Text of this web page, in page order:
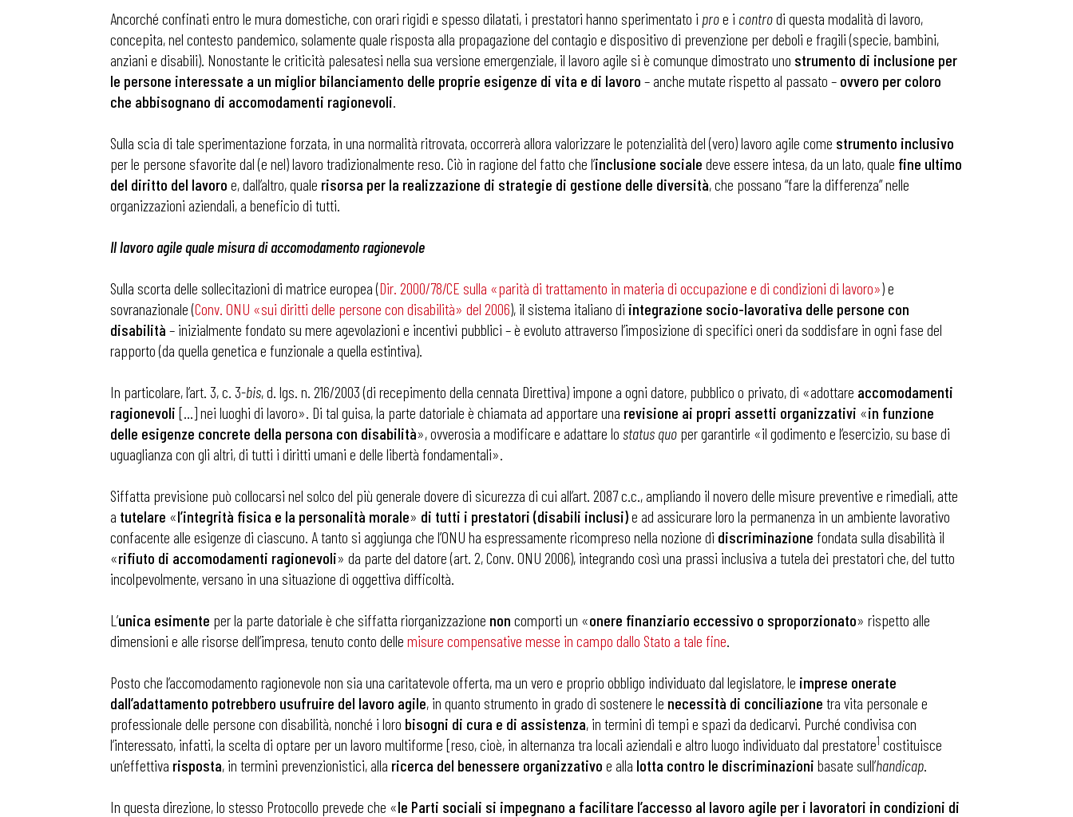
Bollettini ADAPT
Articoli
Osservatori
Chi Siamo
Ancorché confinati entro le mura domestiche, con orari rigidi e spesso dilatati, i prestatori hanno sperimentato i proe i controdi questa modalità di lavoro,
concepita, nel contesto pandemico, solamente quale risposta alla propagazione del contagio e dispositivo di prevenzione per deboli e fragili (specie, bambini,
anziani e disabili). Nonostante le criticità palesatesi nella sua versione emergenziale, il lavoro agile si è comunque dimostrato uno strumento di inclusione per
le persone interessate a un miglior bilanciamento delle proprie esigenze di vita e di lavoro – anche mutate rispetto al passato – ovvero per coloro
che abbisognano di accomodamenti ragionevoli.
Sulla scia di tale sperimentazione forzata, in una normalità ritrovata, occorrerà allora valorizzare le potenzialità del (vero) lavoro agile come strumento inclusivo
per le persone sfavorite dal (e nel) lavoro tradizionalmente reso. Ciò in ragione del fatto che l’inclusione sociale deve essere intesa, da un lato, quale fine ultimo
del diritto del lavoro e, dall’altro, quale risorsa per la realizzazione di strategie di gestione delle diversità, che possano “fare la differenza” nelle
organizzazioni aziendali, a beneficio di tutti.
Il lavoro agile quale misura di accomodamento ragionevole
Sulla scorta delle sollecitazioni di matrice europea (Dir. 2000/78/CE sulla «parità di trattamento in materia di occupazione e di condizioni di lavoro») e
sovranazionale (Conv. ONU «sui diritti delle persone con disabilità» del 2006), il sistema italiano di integrazione socio-lavorativa delle persone con
disabilità – inizialmente fondato su mere agevolazioni e incentivi pubblici – è evoluto attraverso l’imposizione di specifici oneri da soddisfare in ogni fase del
rapporto (da quella genetica e funzionale a quella estintiva).
In particolare, l’art. 3, c. 3-bis, d. lgs. n. 216/2003 (di recepimento della cennata Direttiva) impone a ogni datore, pubblico o privato, di «adottare accomodamenti
ragionevoli […] nei luoghi di lavoro». Di tal guisa, la parte datoriale è chiamata ad apportare una revisione ai propri assetti organizzativi «in funzione
delle esigenze concrete della persona con disabilità», ovverosia a modificare e adattare lo status quo per garantirle «il godimento e l’esercizio, su base di
uguaglianza con gli altri, di tutti i diritti umani e delle libertà fondamentali».
Siffatta previsione può collocarsi nel solco del più generale dovere di sicurezza di cui all’art. 2087 c.c., ampliando il novero delle misure preventive e rimediali, atte
a tutelare «l’integrità fisica e la personalità morale» di tutti i prestatori (disabili inclusi)e ad assicurare loro la permanenza in un ambiente lavorativo
confacente alle esigenze di ciascuno. A tanto si aggiunga che l’ONU ha espressamente ricompreso nella nozione di discriminazione fondata sulla disabilità il
«rifiuto di accomodamenti ragionevoli» da parte del datore (art. 2, Conv. ONU 2006), integrando così una prassi inclusiva a tutela dei prestatori che, del tutto
incolpevolmente, versano in una situazione di oggettiva difficoltà.
L’unica esimente per la parte datoriale è che siffatta riorganizzazione non comporti un «onere finanziario eccessivo o sproporzionato» rispetto alle
dimensioni e alle risorse dell’impresa, tenuto conto delle misure compensative messe in campo dallo Stato a tale fine.
Posto che l’accomodamento ragionevole non sia una caritatevole offerta, ma un vero e proprio obbligo individuato dal legislatore, le imprese onerate
dall’adattamento potrebbero usufruire del lavoro agile, in quanto strumento in grado di sostenere le necessità di conciliazione tra vita personale e
professionale delle persone con disabilità, nonché i loro bisogni di cura e di assistenza, in termini di tempi e spazi da dedicarvi. Purché condivisa con
l’interessato, infatti, la scelta di optare per un lavoro multiforme [reso, cioè, in alternanza tra locali aziendali e altro luogo individuato dal prestatore1 costituisce
un’effettiva risposta, in termini prevenzionistici, alla ricerca del benessere organizzativo e alla lotta contro le discriminazioni basate sull’handicap.
In questa direzione, lo stesso Protocollo prevede che «le Parti sociali si impegnano a facilitare l’accesso al lavoro agile per i lavoratori in condizioni di